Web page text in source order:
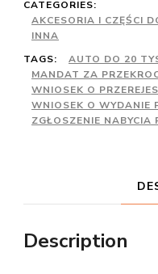
CATEGORIES:
AKCESORIA I CZĘŚCI
INNA
TAGS:
AUTO DO 20
MANDAT ZA
WNIOSEK O
WNIOSEK O WYDANIE
ZGŁOSZENIE NABYCIA
Description